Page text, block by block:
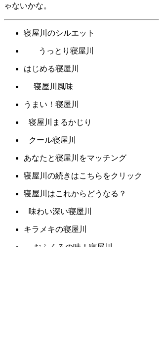
ゃないかな。
寝屋川のシルエット
うっとり寝屋川
はじめる寝屋川
寝屋川風味
うまい！寝屋川
寝屋川まるかじり
クール寝屋川
あなたと寝屋川をマッチング
寝屋川の続きはこちらをクリック
寝屋川はこれからどうなる？
味わい深い寝屋川
キラメキの寝屋川
おふくろの味！寝屋川